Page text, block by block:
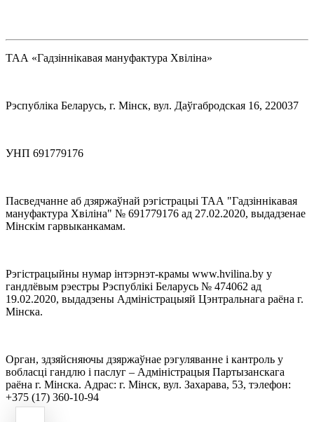
ТАА «Гадзіннікавая мануфактура Хвіліна»
Рэспубліка Беларусь, г. Мінск, вул. Даўгабродская 16, 220037
УНП 691779176
Пасведчанне аб дзяржаўнай рэгістрацыі ТАА "Гадзіннікавая
мануфактура Хвіліна" № 691779176 ад 27.02.2020, выдадзенае
Мінскім гарвыканкамам.
Рэгістрацыйны нумар інтэрнэт-крамы www.hvilina.by у
гандлёвым рэестры Рэспублікі Беларусь № 474062 ад
19.02.2020, выдадзены Адміністрацыяй Цэнтральнага раёна г.
Мінска.
Орган, здзяйсняючы дзяржаўнае рэгуляванне і кантроль у
вобласці гандлю і паслуг – Адміністрацыя Партызанскага
раёна г. Мінска. Адрас: г. Мінск, вул. Захарава, 53, тэлефон:
+375 (17) 360-10-94